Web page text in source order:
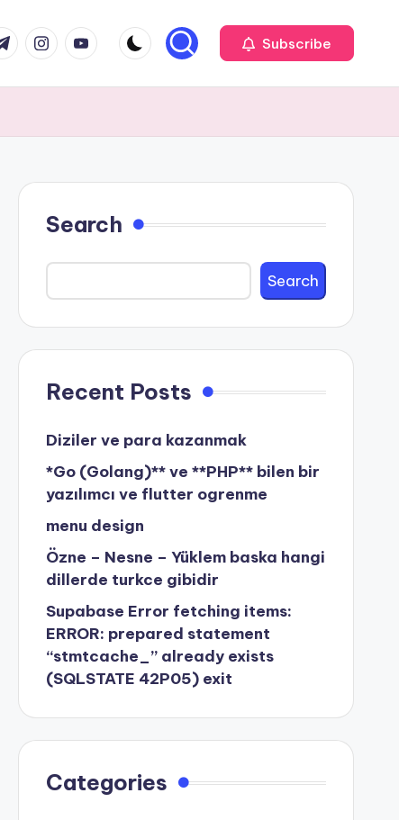
instagram.com
youtube.com Subscribe
Search
Search
Recent Posts
Diziler ve para kazanmak
*Go (Golang)** ve **PHP** bilen bir
yazılımcı ve flutter ogrenme
menu design
Özne – Nesne – Yüklem baska hangi
dillerde turkce gibidir
Supabase Error fetching items:
ERROR: prepared statement
“stmtcache_” already exists
(SQLSTATE 42P05) exit
Categories